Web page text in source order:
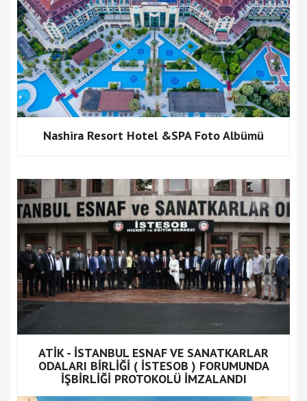
Nashira Resort Hotel &SPA Foto Albümü
ATİK - İSTANBUL ESNAF VE SANATKARLAR
ODALARI BİRLİĞİ ( İSTESOB ) FORUMUNDA
İŞBİRLİĞİ PROTOKOLÜ İMZALANDI